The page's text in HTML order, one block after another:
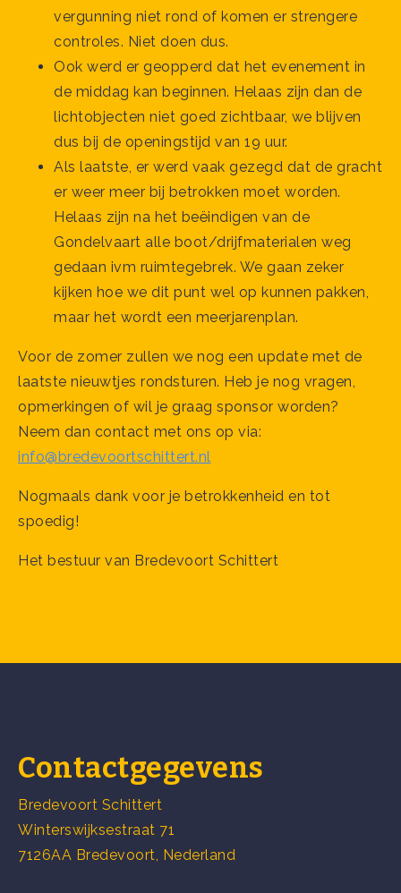
vergunning niet rond of komen er strengere
controles. Niet doen dus.
Ook werd er geopperd dat het evenement in
de middag kan beginnen. Helaas zijn dan de
lichtobjecten niet goed zichtbaar, we blijven
dus bij de openingstijd van 19 uur.
Als laatste, er werd vaak gezegd dat de gracht
er weer meer bij betrokken moet worden.
Helaas zijn na het beëindigen van de
Gondelvaart alle boot/drijfmaterialen weg
gedaan ivm ruimtegebrek. We gaan zeker
kijken hoe we dit punt wel op kunnen pakken,
maar het wordt een meerjarenplan.
Voor de zomer zullen we nog een update met de
laatste nieuwtjes rondsturen. Heb je nog vragen,
opmerkingen of wil je graag sponsor worden?
Neem dan contact met ons op via:
info@bredevoortschittert.nl
Nogmaals dank voor je betrokkenheid en tot
spoedig!
Het bestuur van Bredevoort Schittert
Contactgegevens
Bredevoort Schittert
Winterswijksestraat 71
7126AA Bredevoort, Nederland